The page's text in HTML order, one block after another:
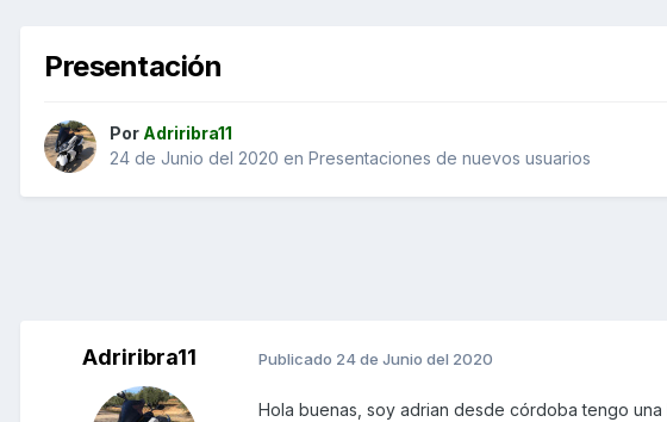
Presentación
Por Adriribra11
24 de Junio del 2020 en Presentaciones de nuevos usuarios
Adriribra11 Publicado 24 de Junio del 2020
Hola buenas, soy adrian desde córdoba tengo